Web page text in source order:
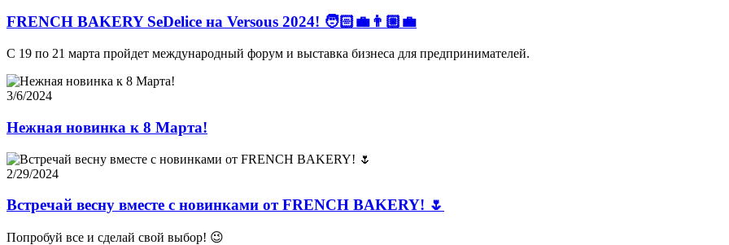
FRENCH BAKERY SeDelice на Versous 2024! 🧑🏻‍💼👨🏼‍💼
C 19 по 21 марта пройдет международный форум и выставка бизнеса для предпринимателей.
3/6/2024
Нежная новинка к 8 Марта!
2/29/2024
Встречай весну вместе с новинками от FRENCH BAKERY! 🌷
Попробуй все и сделай свой выбор! 😉